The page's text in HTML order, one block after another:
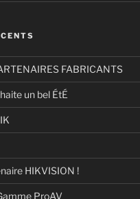
FABRICANTS
un bel ÉtÉ
HIKVISION !
ProAV